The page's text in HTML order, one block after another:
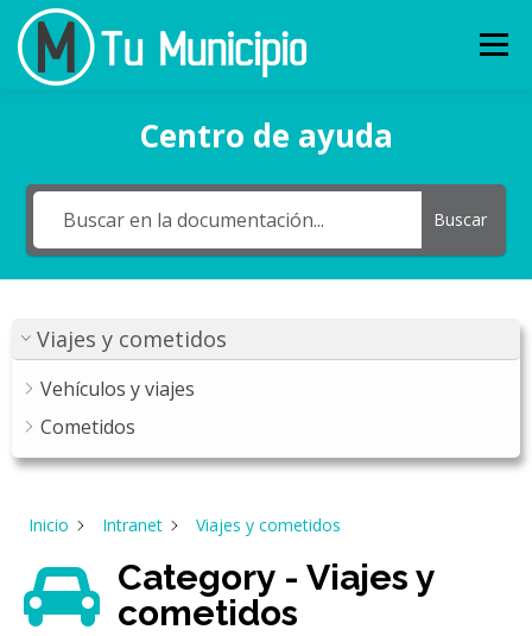
contenido
Menu
CARACTERÍSTICAS
¿TIENES 90 SEGUNDOS? CLIENTES
Centro de ayuda
Buscar
Viajes y cometidos
Vehículos y viajes
Cometidos
Inicio Intranet Viajes y cometidos
Category - Viajes y
cometidos